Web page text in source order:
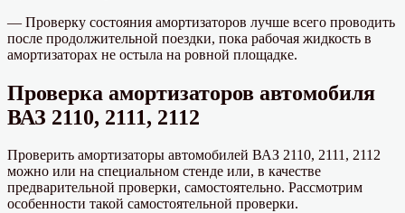
— Проверку состояния амортизаторов лучше всего проводить
после продолжительной поездки, пока рабочая жидкость в
амортизаторах не остыла на ровной площадке.
Проверка амортизаторов автомобиля
ВАЗ 2110, 2111, 2112
Проверить амортизаторы автомобилей ВАЗ 2110, 2111, 2112
можно или на специальном стенде или, в качестве
предварительной проверки, самостоятельно. Рассмотрим
особенности такой самостоятельной проверки.